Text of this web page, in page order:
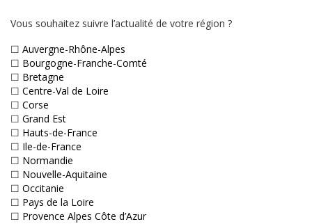
Vous souhaitez suivre l’actualité de votre région ?
☐ Auvergne-Rhône-Alpes
☐ Bourgogne-Franche-Comté
☐ Bretagne
☐ Centre-Val de Loire
☐ Corse
☐ Grand Est
☐ Hauts-de-France
☐ Ile-de-France
☐ Normandie
☐ Nouvelle-Aquitaine
☐ Occitanie
☐ Pays de la Loire
☐ Provence Alpes Côte d’Azur